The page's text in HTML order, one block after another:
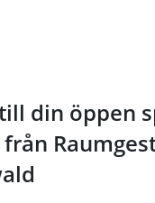
din öppen